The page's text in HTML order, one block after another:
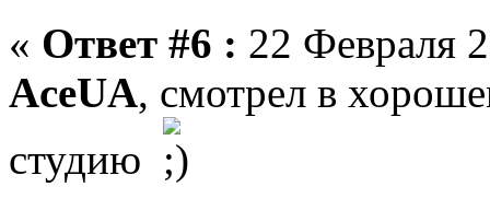
« Ответ #6 : 22 Февраля
AceUA, смотрел в
студию